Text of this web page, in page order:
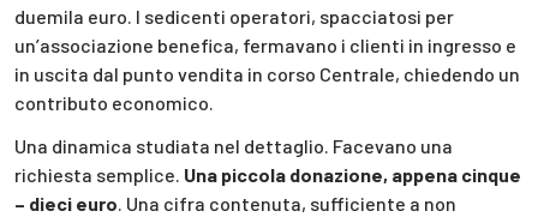
duemila euro. I sedicenti operatori, spacciatosi per
un’associazione benefica, fermavano i clienti in ingresso e
in uscita dal punto vendita in corso Centrale, chiedendo un
contributo economico.
Una dinamica studiata nel dettaglio. Facevano una
richiesta semplice. Una piccola donazione, appena cinque
– dieci euro. Una cifra contenuta, sufficiente a non